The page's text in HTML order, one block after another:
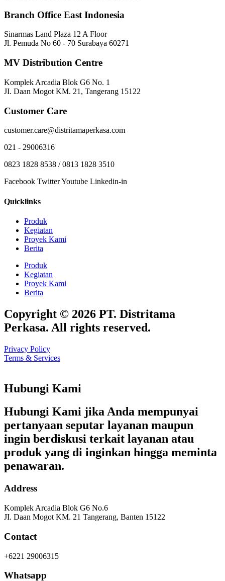
Branch Office East Indonesia
Sinarmas Land Plaza 12 A Floor
Jl. Pemuda No 60 - 70 Surabaya 60271
MV Distribution Centre
Komplek Arcadia Blok G6 No. 1
JI. Daan Mogot KM. 21, Tangerang 15122
Customer Care
customer.care@distritamaperkasa.com
021 - 29006316
0823 1828 8538 / 0813 1828 3510
Facebook TwitterYoutube Linkedin-in
Quicklinks
Produk
Kegiatan
Proyek Kami
Berita
Produk
Kegiatan
Proyek Kami
Berita
Copyright © 2026 PT. Distritama
Perkasa. All rights reserved.
Privacy Policy
Terms & Services
Hubungi Kami
Hubungi Kami jika Anda mempunyai
pertanyaan seputar layanan maupun
ingin berdiskusi terkait layanan atau
produk yang di inginkan hingga meminta
penawaran.
Address
Komplek Arcadia Blok G6 No.6
JI. Daan Mogot KM. 21 Tangerang, Banten 15122
Contact
+6221 29006315
Whatsapp